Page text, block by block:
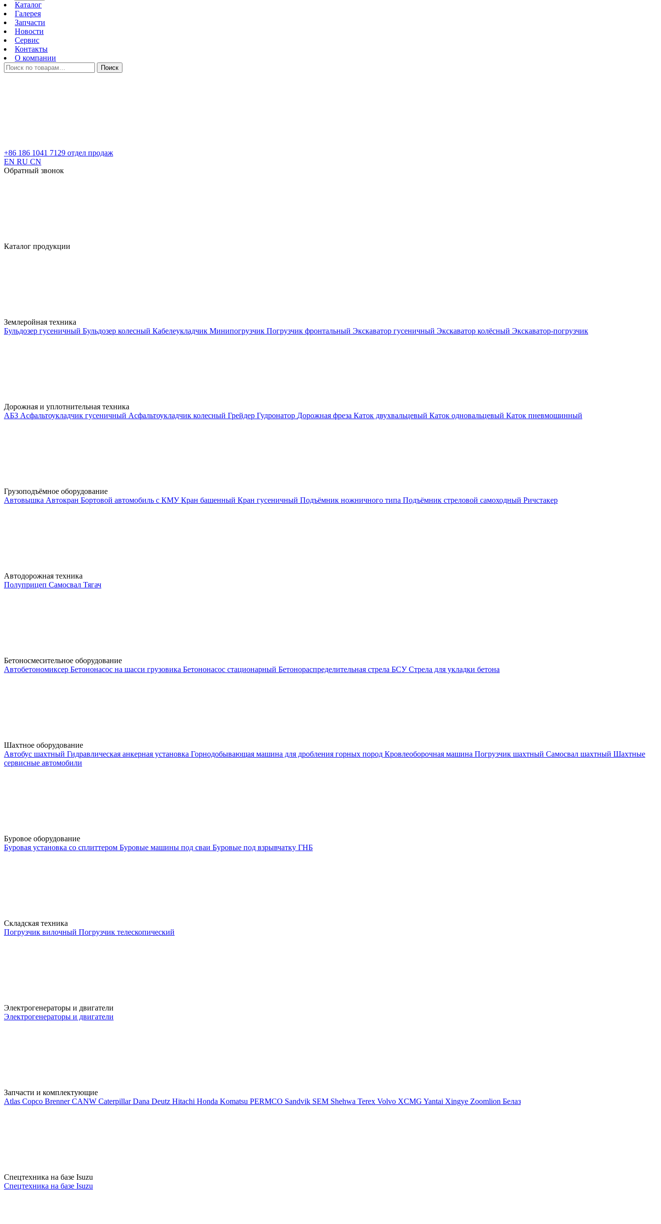
Каталог
Галерея
Запчасти
Новости
Сервис
Контакты
О компании
Искать:
Поиск
+86 186 1041 7129 отдел продаж
EN RU CN
Обратный звонок
Каталог продукции
Землеройная техника
Бульдозер гусеничный Бульдозер колесный Кабелеукладчик Минипогрузчик Погрузчик фронтальный Экскаватор гусеничный Экскаватор колёсный Экскаватор-погрузчик
Дорожная и уплотнительная техника
АБЗ Асфальтоукладчик гусеничный Асфальтоукладчик колесный Грейдер Гудронатор Дорожная фреза Каток двухвальцевый Каток одновальцевый Каток пневмошинный
Грузоподъёмное оборудование
Автовышка Автокран Бортовой автомобиль с КМУКран башенный Кран гусеничный Подъёмник ножничного типа Подъёмник стреловой самоходный Ричстакер
Автодорожная техника
Полуприцеп Самосвал Тягач
Бетоносмесительное оборудование
Автобетономиксер Бетононасос на шасси грузовика Бетононасос стационарный Бетонораспределительная стрела БСУСтрела для укладки бетона
Шахтное оборудование
Автобус шахтный Гидравлическая анкерная установка Горнодобывающая машина для дробления горных пород Кровлеоборочная машина Погрузчик шахтный Самосвал шахтный Шахтные
сервисные автомобили
Буровое оборудование
Буровая установка со сплиттером Буровые машины под сваи Буровые под взрывчатку ГНБ
Складская техника
Погрузчик вилочный Погрузчик телескопический
Электрогенераторы и двигатели
Электрогенераторы и двигатели
Запчасти и комплектующие
Atlas Copco BrennerCANW CaterpillarDana Deutz Hitachi Honda Komatsu PERMCO Sandvik SEM Shehwa Terex Volvo XCMG Yantai Xingye Zoomlion Белаз
Спецтехника на базе Isuzu
Спецтехника на базе Isuzu